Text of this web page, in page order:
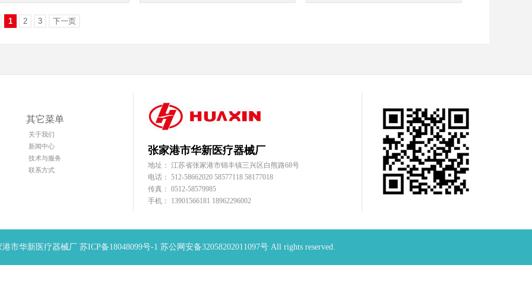
1 2 3 下一页
其它菜单
关于我们
新闻中心
技术与服务
联系方式
张家港市华新医疗器械厂
地址： 江苏省张家港市锦丰镇三兴区白熊路68号
电话： 512-58662020 58577118 58177018
传真： 0512-58579985
手机： 13901566181 18962296002
港市华新医疗器械厂 苏ICP备18048099号-1 苏公网安备32058202011097号 All rights reserved.